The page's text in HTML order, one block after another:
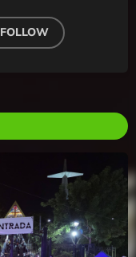
FOLLOW